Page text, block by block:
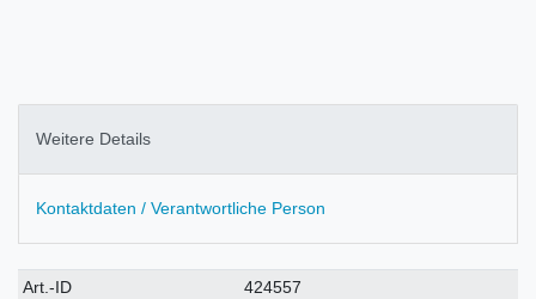
Weitere Details
Kontaktdaten / Verantwortliche Person
Technisches
Wert
Art.-ID
424557